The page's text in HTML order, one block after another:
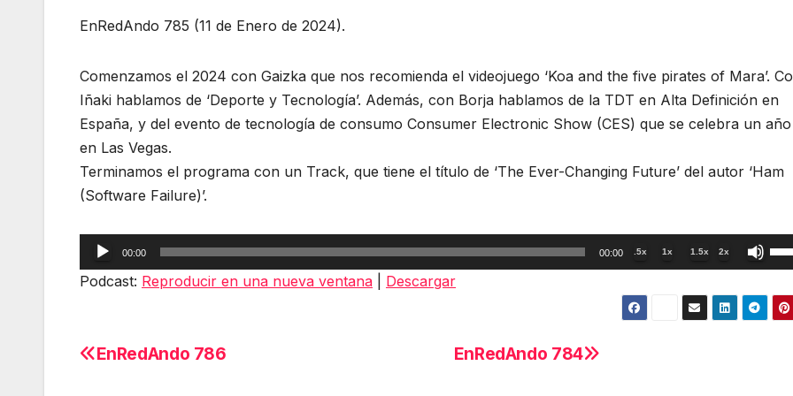
EnRedAndo 785 (11 de Enero de 2024).
Comenzamos el 2024 con Gaizka que nos recomienda el videojuego ‘Koa and the five pirates of Mara’.
Iñaki hablamos de ‘Deporte y Tecnología’. Además, con Borja hablamos de la TDT en Alta Definición en
España, y del evento de tecnología de consumo Consumer Electronic Show (CES) que se celebra un año
en Las Vegas.
Terminamos el programa con un Track, que tiene el título de ‘The Ever-Changing Future’ del autor ‘Ham
(Software Failure)’.
Reproductor
de
00:00 00:00 .5x 1x 1.5x 2x
las
de
Podcast: Reproducir en una nueva ventana Descargar
Navegación
EnRedAndo 784
EnRedAndo 786